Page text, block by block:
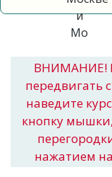
ВНИМАНИЕ!
передвигать
наведите
кнопку
нажатием